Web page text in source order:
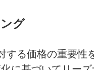
グ
する価格の重要